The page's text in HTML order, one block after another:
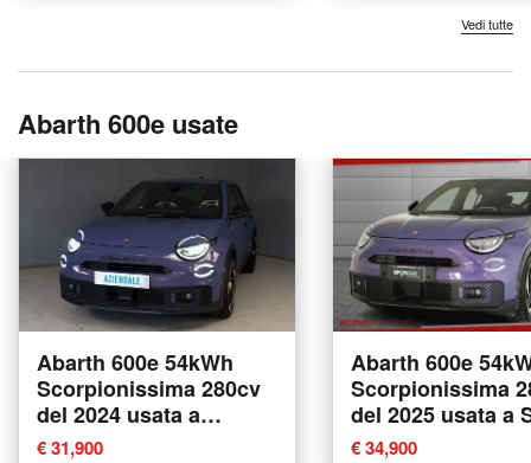
Vedi tutte
Abarth 600e usate
Abarth 600e 54kWh
Scorpionissima 280cv
del 2024 usata a
Fisciano
€ 31,900
Abarth 600e
Scorpionissima
del 2025 usata a
Giovanni Teatino
€ 34,900